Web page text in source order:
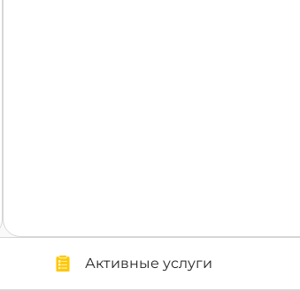
Активные услуги